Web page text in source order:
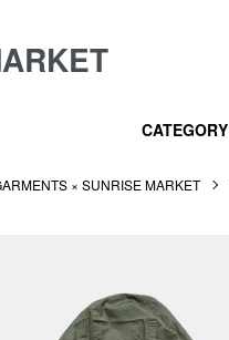
CATEGORY
× SUNRISE MARKET